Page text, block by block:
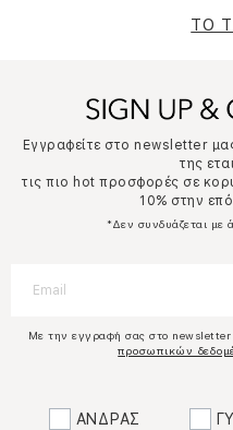
TO
Εγγραφείτε στο newsletter
της
τις πιο hot προσφορές σε
10% στην
*Δεν συνδυάζεται με
Με την εγγραφή σας στο
προσωπικών
ΑΝΔΡΑΣ